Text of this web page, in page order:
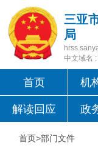
三亚
局
中文域名
首页 机
解读回应 政
首页>部门文件